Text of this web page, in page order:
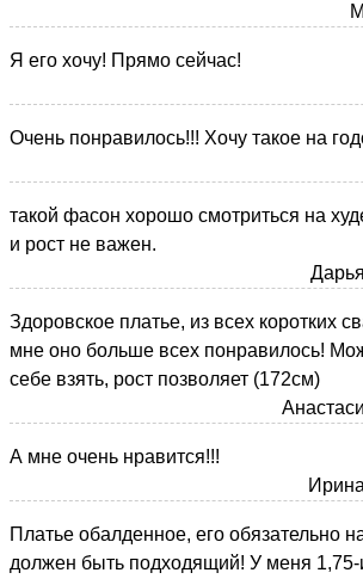
Я его хочу! Прямо сейчас!
Очень понравилось!!! Хочу такое на
такой фасон хорошо смотриться на
и рост не важен.
Здоровское платье, из всех коротких
мне оно больше всех понравилось!
себе взять, рост позволяет (172см)
А мне очень нравится!!!
Платье обалденное, его обязательно
должен быть подходящий! У меня 1,75-